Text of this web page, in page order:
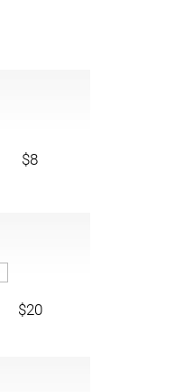
$8
$20